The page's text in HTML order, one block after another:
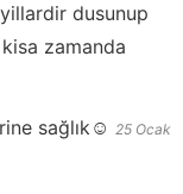
dusunup
zamanda
sağlık☺️ 25 Ocak